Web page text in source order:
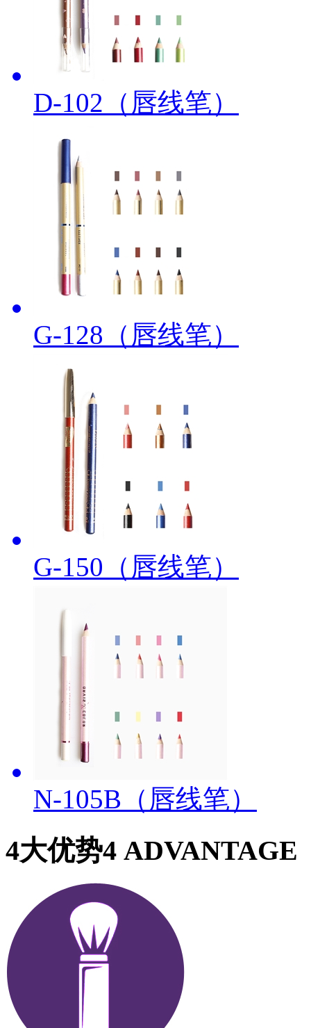
D-102（唇线笔）
G-128（唇线笔）
G-150（唇线笔）
N-105B（唇线笔）
4大优势4 ADVANTAGE